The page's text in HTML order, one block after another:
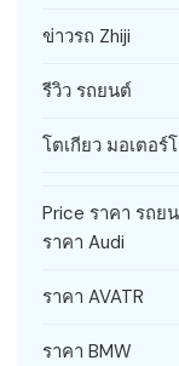
ข่าวรถ Zhiji
รีวิว รถยนต์
โตเกียว มอเตอร์
Price ราคา รถย
ราคา Audi
ราคา AVATR
ราคา BMW